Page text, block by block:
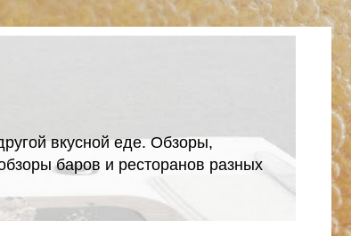
вкусной еде. Обзоры,
баров и ресторанов разных